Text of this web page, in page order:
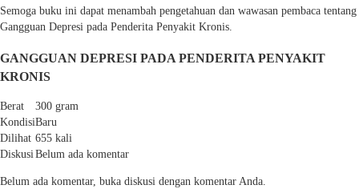
Semoga buku ini dapat menambah pengetahuan dan wawasan pembaca tentang
Gangguan Depresi pada Penderita Penyakit Kronis.
GANGGUAN DEPRESI PADA PENDERITA PENYAKIT
KRONIS
Berat
300 gram
KondisiBaru
Dilihat 655 kali
DiskusiBelum ada komentar
Belum ada komentar, buka diskusi dengan komentar Anda.